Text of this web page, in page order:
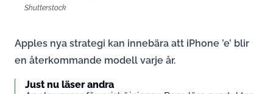
Shutterstock
Apples nya strategi kan innebära att iPhone ’e’ blir
en återkommande modell varje år.
Just nu läser andra